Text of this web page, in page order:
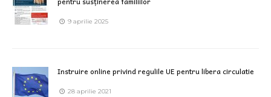
9 aprilie 2025
Instruire online privind regulile UE pentru libera circulatie
28 aprilie 2021